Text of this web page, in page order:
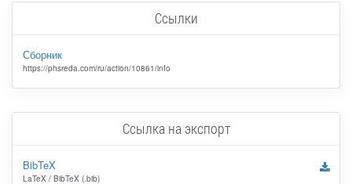
Ссылки
Сборник
https://phsreda.com/ru/action/10861/info
Ссылка на экспорт
BibTeX
LaTeX / BibTeX (.bib)